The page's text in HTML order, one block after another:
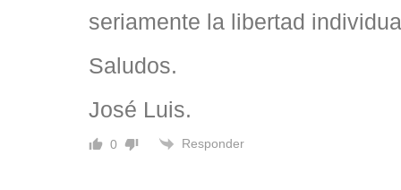
seriamente la libertad
Saludos.
José Luis.
0 Responder